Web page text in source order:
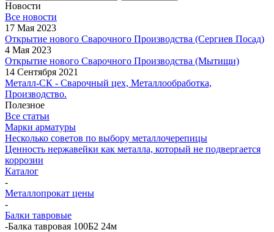
Новости
Все новости
17 Мая 2023
Открытие нового Сварочного Производства (Сергиев Посад)
4 Мая 2023
Открытие нового Сварочного Производства (Мытищи)
14 Сентября 2021
Металл-СК - Сварочный цех, Металлообработка,
Производство.
Полезное
Все статьи
Марки арматуры
Несколько советов по выбору металлочерепицы
Ценность нержавейки как металла, который не подвергается
коррозии
Каталог
-
Металлопрокат цены
-
Балки тавровые
-Балка тавровая 100Б2 24м